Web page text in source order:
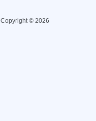
Copyright © 2026 خدمات المملكة | Powered by خدمات المملكة